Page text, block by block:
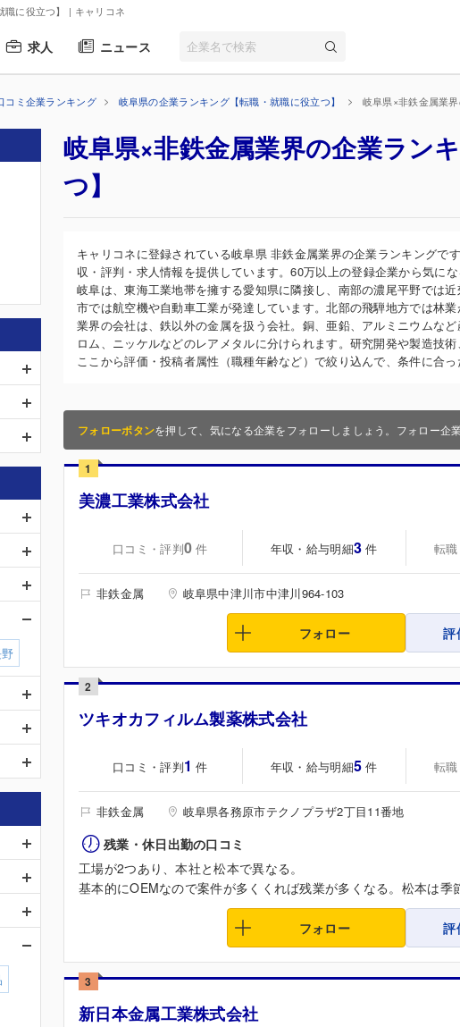
に役立つ】 | キャリコネ
求人 ニュース
コミ企業ランキング 岐阜県の企業ランキング【転職・就職に役立つ】 岐阜県×非鉄金属業
岐阜県×非鉄金属業界の企業ラン
つ】
キャリコネに登録されている岐阜県 非鉄金属業界の企業ランキングで
収・評判・求人情報を提供しています。60万以上の登録企業から気に
岐阜は、東海工業地帯を擁する愛知県に隣接し、南部の濃尾平野では
市では航空機や自動車工業が発達しています。北部の飛騨地方では林
業界の会社は、鉄以外の金属を扱う会社。銅、亜鉛、アルミニウムな
ロム、ニッケルなどのレアメタルに分けられます。研究開発や製造技
ここから評価・投稿者属性（職種年齢など）で絞り込んで、条件に合っ
フォローボタンを押して、気になる企業をフォローしましょう。フォロー企
1
美濃工業株式会社
口コミ・評判0 件 年収・給与明細3 件 転
非鉄金属 岐阜県中津川市中津川964-103
フォロー 評
2
ツキオカフィルム製薬株式会社
口コミ・評判1 件 年収・給与明細5 件 転
非鉄金属 岐阜県各務原市テクノプラザ2丁目11番地
残業・休日出勤の口コミ
工場が2つあり、本社と松本で異なる。
基本的にOEMなので案件が多くくれば残業が多くなる。松本は
フォロー 評
3
新日本金属工業株式会社